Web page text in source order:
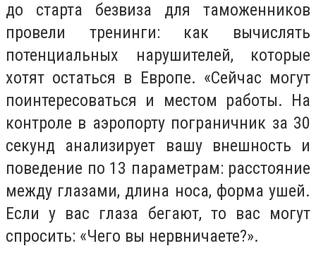
до старта безвиза для таможенников
провели тренинги: как вычислять
потенциальных нарушителей, которые
хотят остаться в Европе. «Сейчас могут
поинтересоваться и местом работы. На
контроле в аэропорту пограничник за 30
секунд анализирует вашу внешность и
поведение по 13 параметрам: расстояние
между глазами, длина носа, форма ушей.
Если у вас глаза бегают, то вас могут
спросить: «Чего вы нервничаете?».